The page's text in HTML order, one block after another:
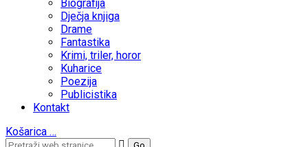
Biografija
Dječja knjiga
Drame
Fantastika
Krimi, triler, horor
Kuharice
Poezija
Publicistika
Kontakt
Košarica …